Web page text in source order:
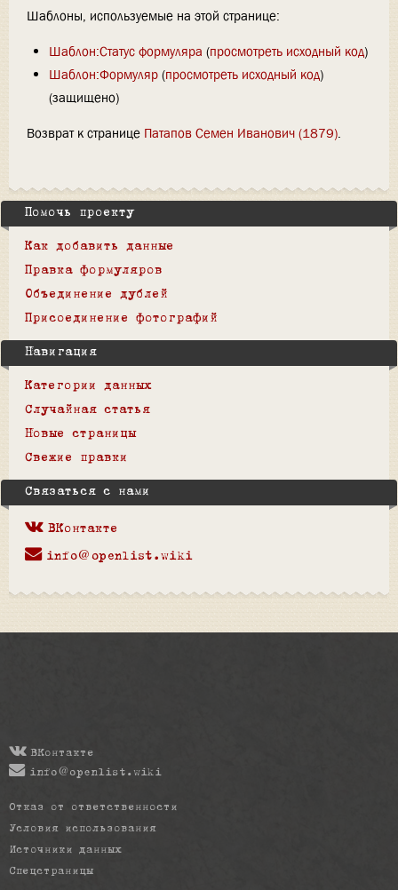
Шаблоны, используемые на этой странице:
Шаблон:Статус формуляра (просмотреть исходный код)
Шаблон:Формуляр(просмотреть исходный код)
(защищено)
Возврат к странице Патапов Семен Иванович (1879).
Помочь проекту
Как добавить данные
Правка формуляров
Объединение дублей
Присоединение фотографий
Навигация
Категории данных
Случайная статья
Новые страницы
Свежие правки
Связаться с нами
ВКонтакте
info@openlist.wiki
ВКонтакте
info@openlist.wiki
Отказ от ответственности
Условия использования
Источники данных
Спецстраницы